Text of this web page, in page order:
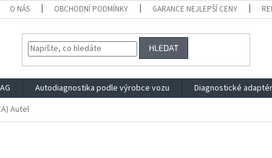
O NÁS OBCHODNÍ PODMÍNKY GARANCE NEJLEPŠÍ CENY
HLEDAT
Autodiagnostika podle výrobce vozu Diagnostické
Autel